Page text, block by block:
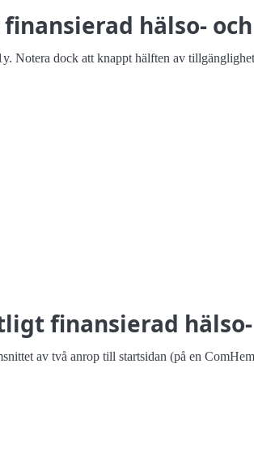
hälso-
Notera dock att knappt hälften av
finansierad
av två anrop till startsidan (på en